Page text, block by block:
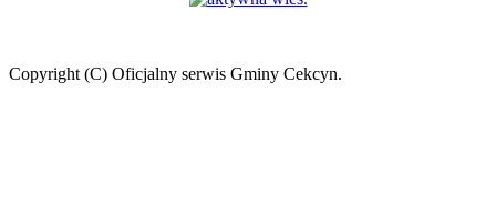
Copyright (C) Oficjalny serwis Gminy Cekcyn.